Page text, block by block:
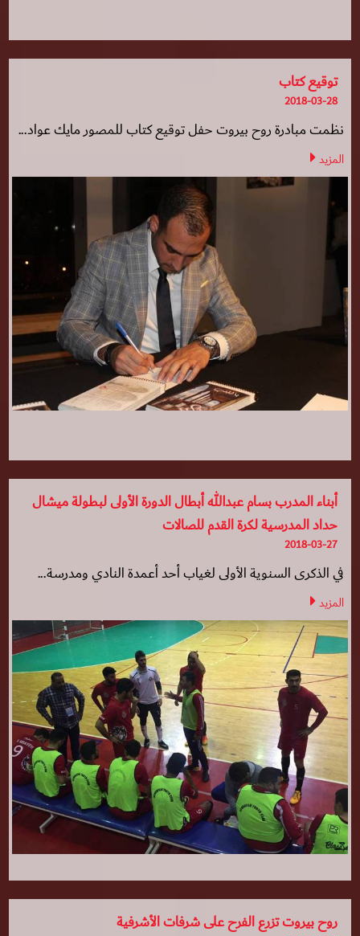
توقيع كتاب
2018-03-28
نظمت مبادرة روح بيروت حفل توقيع كتاب للمصور مايك عواد...
المزيد
أبناء المدرب بسام عبدالله أبطال الدورة الأولى لبطولة ميشال
حداد المدرسية لكرة القدم للصالات
2018-03-27
في الذكرى السنوية الأولى لغياب أحد أعمدة النادي ومدرسة...
المزيد
روح بيروت تزرع الفرح على شرفات الأشرفية